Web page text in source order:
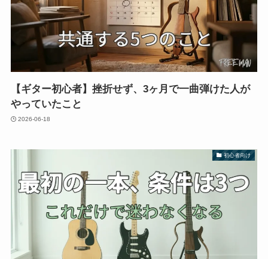
【ギター初心者】挫折せず、3ヶ月で一曲弾けた人が
やっていたこと
2026-06-18
初心者向け